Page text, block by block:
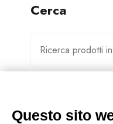
Cerca
Questo sito